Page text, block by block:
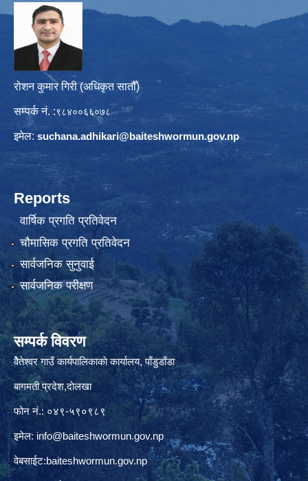
रोशन कुमार गिरी (अधिकृत सातौँ)
सम्पर्क नं. :९८४००६६०७८
इमेल: suchana.adhikari@baiteshwormun.gov.np
Reports
वार्षिक प्रगति प्रतिवेदन
चौमासिक प्रगति प्रतिवेदन
सार्वजनिक सुनुवाई
सार्वजनिक परीक्षण
सम्पर्क विवरण
वैेतेश्वर गाउँ कार्यपालिकाकाे कार्यालय, पाँडुडाँडा
बागमती‌ प्रदेश,दाेलखा
फोन नं.: ०४९-५९०९८९
इमेल: info@baiteshwormun.gov.np
वेबसाईट:baiteshwormun.gov.np